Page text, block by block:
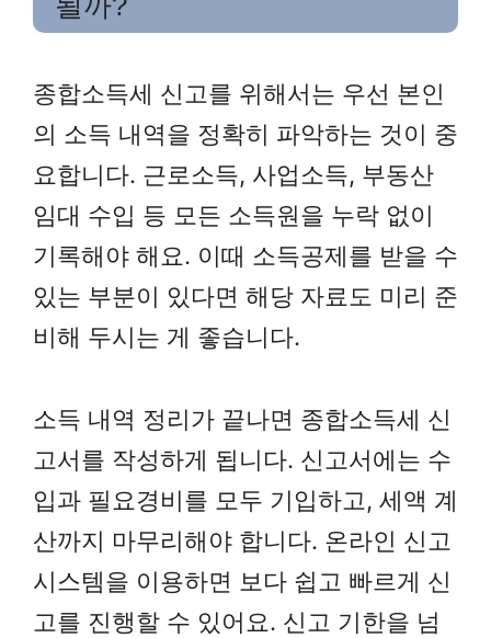
종합소득세 신고를 위해서는 우선 본인
의 소득 내역을 정확히 파악하는 것이 중
요합니다. 근로소득, 사업소득, 부동산
임대 수입 등 모든 소득원을 누락 없이
기록해야 해요. 이때 소득공제를 받을 수
있는 부분이 있다면 해당 자료도 미리 준
비해 두시는 게 좋습니다.
소득 내역 정리가 끝나면 종합소득세 신
고서를 작성하게 됩니다. 신고서에는 수
입과 필요경비를 모두 기입하고, 세액 계
산까지 마무리해야 합니다. 온라인 신고
시스템을 이용하면 보다 쉽고 빠르게 신
고를 진행할 수 있어요. 신고 기한을 넘